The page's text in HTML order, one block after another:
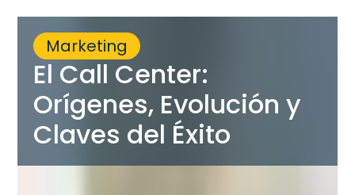
Marketing
El Call Center:
Orígenes, Evolución y
Claves del Éxito